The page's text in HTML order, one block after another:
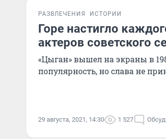
РАЗВЛЕЧЕНИЯ ИСТОРИИ
Горе настигло
актеров советского
«Цыган» вышел на экраны в
популярность, но слава не
29 августа, 2021, 14:30 1 527